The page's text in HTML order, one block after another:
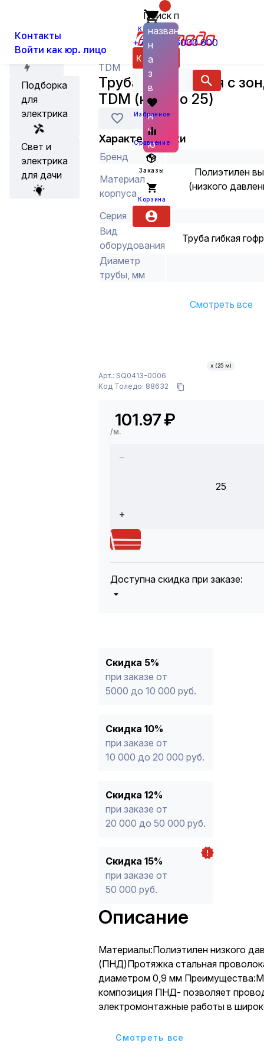
Контакты
Войти как юр. лицо
Корзина
+7 (800) 6000 600
Каталог
Поиск по
названию
н
а
з
в
а
н
и
ю
Избранное
Сравнение
Заказы
Корзина
Акции
Подборка
для
электрика
Свет и
электрика
для дачи
Кабеленесущие системы и
TDM
Труба ПНД легкая с
TDM (кратно 25)
Характеристики
Бренд
Материал
корпуса
Полиэтилен
(низкого
Серия
Вид
оборудования
Труба гибкая
Диаметр
трубы, мм
Смотреть все
Арт.: SQ0413-0006
Код Толедо: 88632
101.97₽
/м.
х (25 м)
25
Доступна скидка при заказе:
* -Для заказов, состоящих
продукции, максимальная скидка
Скидка 5%
при заказе от
5000 до 10 000 руб.
Скидка 10%
при заказе от
10 000 до 20 000 руб.
Скидка 12%
при заказе от
20 000 до 50 000 руб.
Скидка 15%
при заказе от
50 000 руб.
Описание
Материалы:Полиэтилен низкого
(ПНД)Протяжка стальная
диаметром 0,9 мм
композиция ПНД- позволяет
электромонтажные работы в
механических и изоляционных
Cмотреть все